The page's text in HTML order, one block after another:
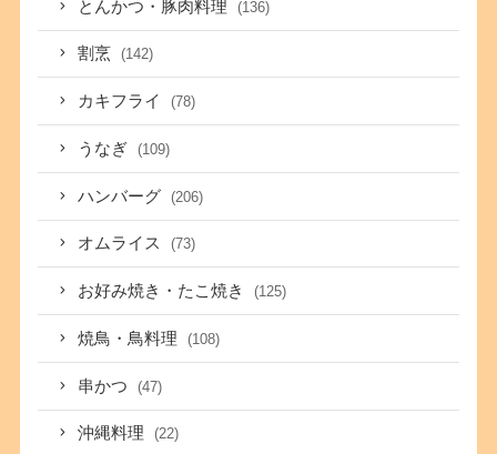
とんかつ・豚肉料理 (136)
割烹 (142)
カキフライ (78)
うなぎ (109)
ハンバーグ (206)
オムライス (73)
お好み焼き・たこ焼き (125)
焼鳥・鳥料理 (108)
串かつ (47)
沖縄料理 (22)